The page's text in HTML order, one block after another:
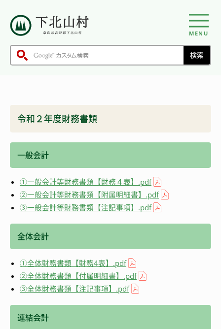
MENU
令和２年度財務書類
一般会計
①一般会計等財務書類【財務４表】.pdf
②一般会計等財務書類【附属明細書】.pdf
③一般会計等財務書類【注記事項】.pdf
全体会計
①全体財務書類【財務4表】.pdf
②全体財務書類【付属明細書】.pdf
③全体財務書類【注記事項】.pdf
連結会計